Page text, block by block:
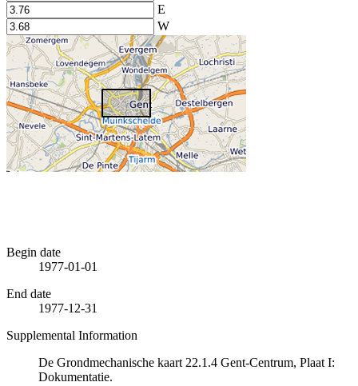
E
W
Begin date
1977-01-01
End date
1977-12-31
Supplemental Information
De Grondmechanische kaart 22.1.4 Gent-Centrum, Plaat I:
Dokumentatie.